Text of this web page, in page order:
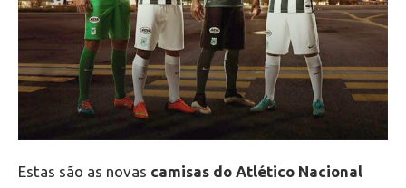
Estas são as novas camisas do Atlético Nacional